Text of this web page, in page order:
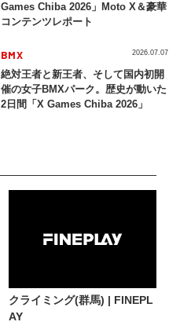
Games Chiba 2026」Moto X＆豪華
コンテンツレポート
BMX
絶対王者と新王者、そして国内初開
催の女子BMXパーク。歴史が動いた
2日間「X Games Chiba 2026」
2026.07.07
クライミング(群馬) | FINEPL
AY